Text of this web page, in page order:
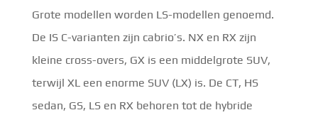
Grote modellen worden LS-modellen genoemd.
De IS C-varianten zijn cabrio’s. NX en RX zijn
kleine cross-overs, GX is een middelgrote SUV,
terwijl XL een enorme SUV (LX) is. De CT, HS
sedan, GS, LS en RX behoren tot de hybride